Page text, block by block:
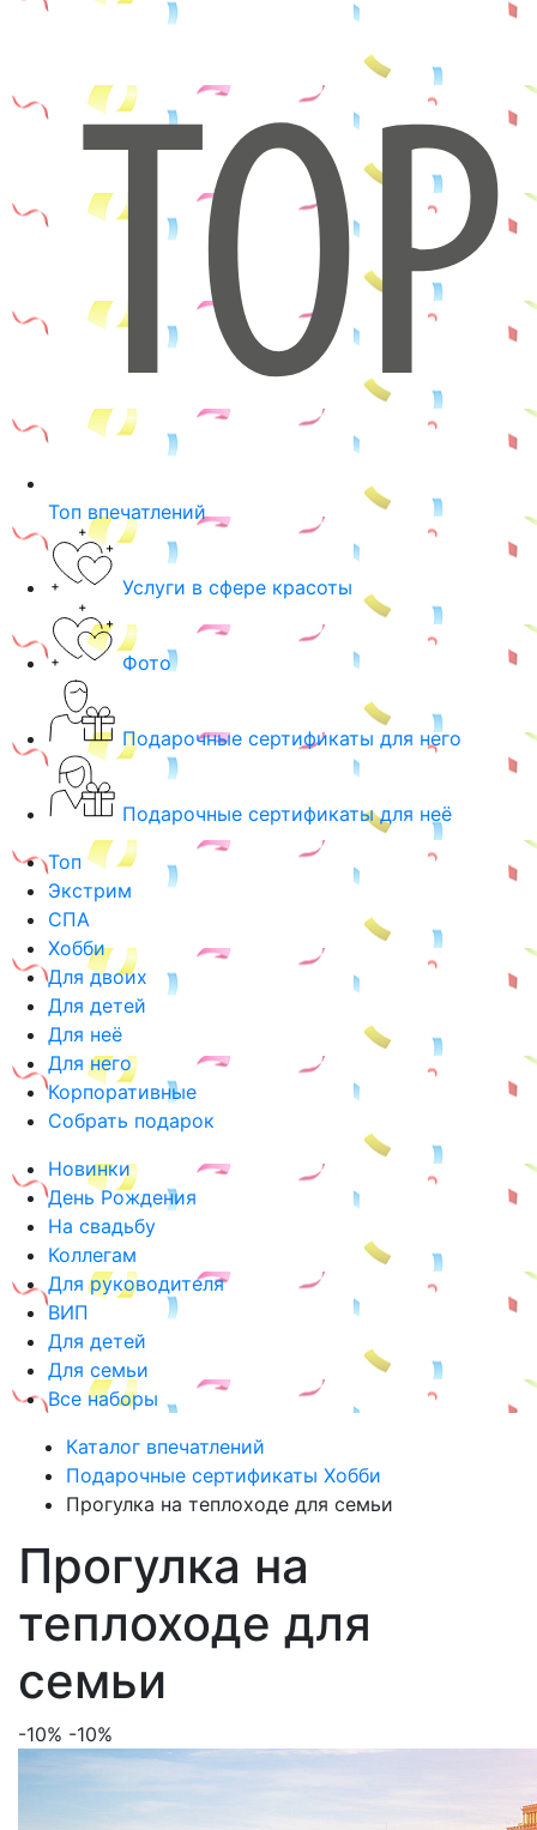
Топ впечатлений
Услуги в сфере красоты
Фото
Подарочные сертификаты для него
Подарочные сертификаты для неё
Топ
Экстрим
СПА
Хобби
Для двоих
Для детей
Для неё
Для него
Корпоративные
Собрать подарок
Новинки
День Рождения
На свадьбу
Коллегам
Для руководителя
ВИП
Для детей
Для семьи
Все наборы
Каталог впечатлений
Подарочные сертификаты Хобби
Прогулка на теплоходе для семьи
Прогулка на
теплоходе для
семьи
-10% -10%